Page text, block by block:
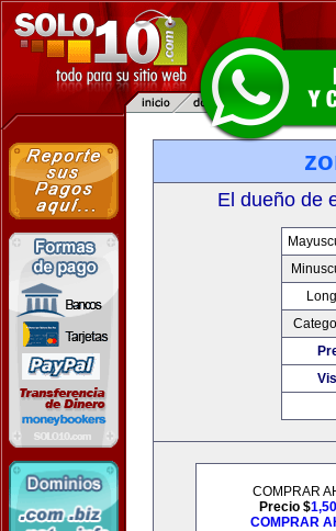
El dueño de
COMPRAR
Precio $
COMPRAR